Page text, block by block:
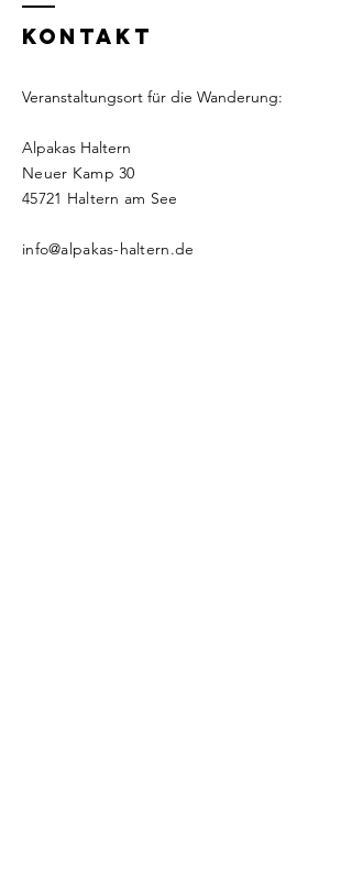
KONTAKT
Veranstaltungsort für die Wanderung:
Alpakas Haltern
Neuer Kamp 30
​​45721 Haltern am See
info@alpakas-haltern.de